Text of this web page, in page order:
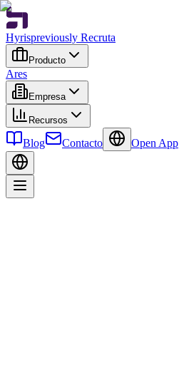
Hyrispreviously Recruta
Producto
Ares
Empresa
Recursos
Blog Contacto Open App